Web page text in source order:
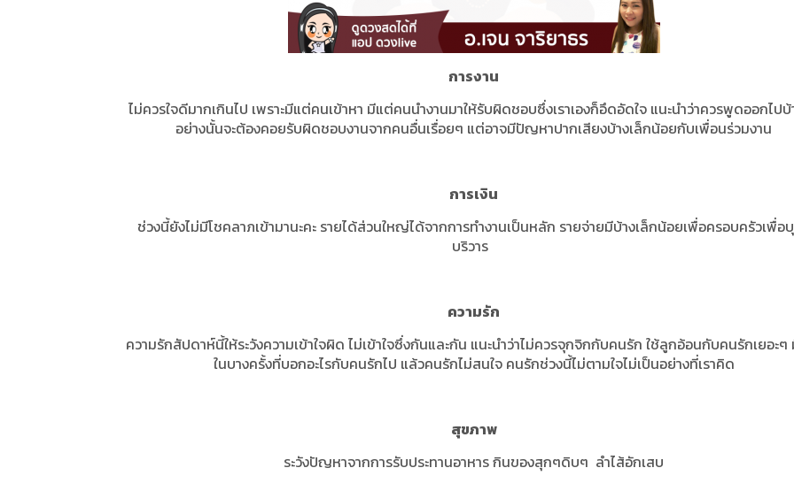
การงาน
ไม่ควรใจดีมากเกินไป เพราะมีแต่คนเข้าหา มีแต่คนนำงานมาให้รับผิดชอบซึ่งเราเองก็อึดอัดใจ แนะนำว่าควรพูดออกไปบ้
อย่างนั้นจะต้องคอยรับผิดชอบงานจากคนอื่นเรื่อยๆ แต่อาจมีปัญหาปากเสียงบ้างเล็กน้อยกับเพื่อนร่วมงาน
การเงิน
ช่วงนี้ยังไม่มีโชคลาภเข้ามานะคะ รายได้ส่วนใหญ่ได้จากการทำงานเป็นหลัก รายจ่ายมีบ้างเล็กน้อยเพื่อครอบครัวเพื่อ
บริวาร
ความรัก
ความรักสัปดาห์นี้ให้ระวังความเข้าใจผิด ไม่เข้าใจซึ่งกันและกัน แนะนำว่าไม่ควรจุกจิกกับคนรัก ใช้ลูกอ้อนกับคนรักเยอะๆ
ในบางครั้งที่บอกอะไรกับคนรักไป แล้วคนรักไม่สนใจ คนรักช่วงนี้ไม่ตามใจไม่เป็นอย่างที่เราคิด
สุขภาพ
ระวังปัญหาจากการรับประทานอาหาร กินของสุกๆดิบๆ ลำไส้อักเสบ